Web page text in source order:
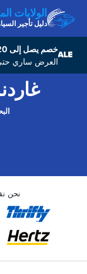
الولايات
دليل تأجير
خصم يصل إلى 20% على تأجير السيارات في جميع أنحاء العالم
العرض ساري حتى ١١ أغسطس ٢٠٢٦ - استفد منه
نحن